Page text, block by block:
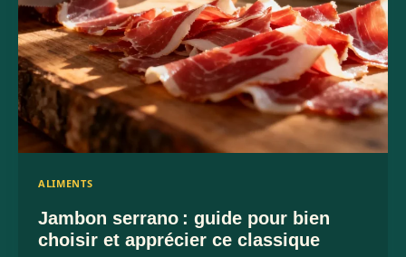
ALIMENTS
Jambon serrano : guide pour bien
choisir et apprécier ce classique